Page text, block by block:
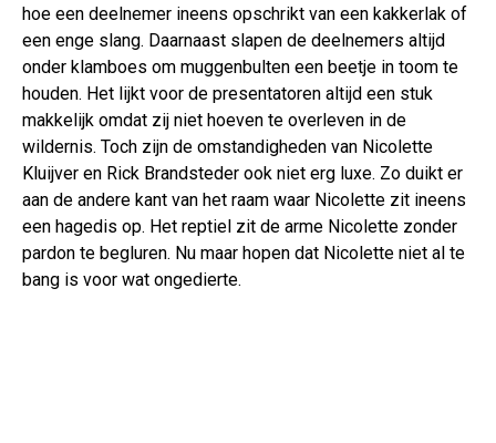
hoe een deelnemer ineens opschrikt van een kakkerlak of
een enge slang. Daarnaast slapen de deelnemers altijd
onder klamboes om muggenbulten een beetje in toom te
houden. Het lijkt voor de presentatoren altijd een stuk
makkelijk omdat zij niet hoeven te overleven in de
wildernis. Toch zijn de omstandigheden van Nicolette
Kluijver en Rick Brandsteder ook niet erg luxe. Zo duikt er
aan de andere kant van het raam waar Nicolette zit ineens
een hagedis op. Het reptiel zit de arme Nicolette zonder
pardon te begluren. Nu maar hopen dat Nicolette niet al te
bang is voor wat ongedierte.